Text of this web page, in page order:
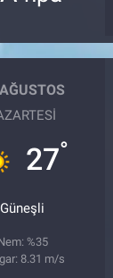
27°
Güneşli
%35
8.31 m/s